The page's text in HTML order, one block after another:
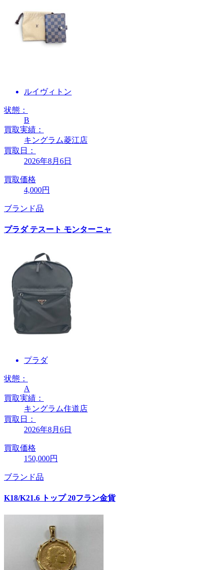
ルイヴィトン
状態：
B
買取実績：
キングラム菱江店
買取日：
2026年8月6日
買取価格
4,000円
ブランド品
プラダ テスート モンターニャ
プラダ
状態：
A
買取実績：
キングラム住道店
買取日：
2026年8月6日
買取価格
150,000円
ブランド品
K18/K21.6 トップ 20フラン金貨